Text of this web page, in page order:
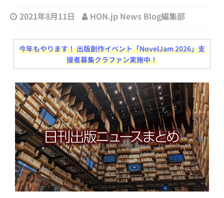
2021年8月11日 HON.jp News Blog編集部
今年もやります！ 出版創作イベント「NovelJam 2026」支
援者募集クラファン実施中！